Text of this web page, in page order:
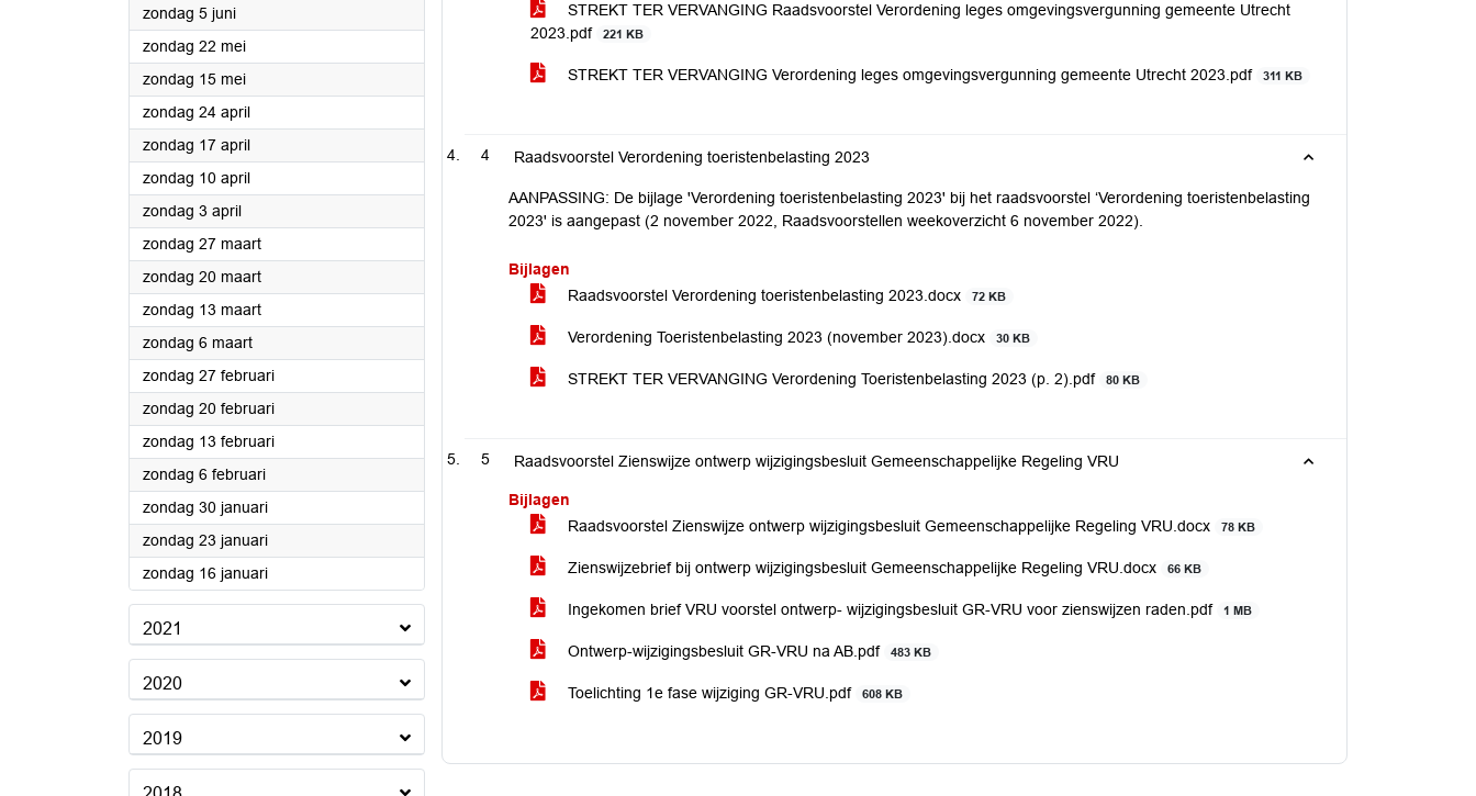
zondag 5 juni2022
zondag 22 mei2022
zondag 15 mei2022
zondag 24 april2022
zondag 17 april2022
zondag 10 april2022
zondag 3 april2022
zondag 27 maart2022
zondag 20 maart2022
zondag 13 maart2022
zondag 6 maart2022
zondag 27 februari2022
zondag 20 februari2022
zondag 13 februari2022
zondag 6 februari2022
zondag 30 januari2022
zondag 23 januari2022
zondag 16 januari2022
2021
2020
2019
STREKT TER VERVANGING Raadsvoorstel Verordening leges omgevingsvergunning gemeente Utrecht
2023.pdf
221 KB
STREKT TER VERVANGING Verordening leges omgevingsvergunning gemeente Utrecht 2023.pdf 311 KB
4 Raadsvoorstel Verordening toeristenbelasting 2023
AANPASSING: De bijlage 'Verordening toeristenbelasting 2023' bij het raadsvoorstel ‘Verordening toeristenbelasting
2023' is aangepast (2 november 2022, Raadsvoorstellen weekoverzicht 6 november 2022).
Bijlagen
Raadsvoorstel Verordening toeristenbelasting 2023.docx
72 KB
Verordening Toeristenbelasting 2023 (november 2023).docx 30 KB
STREKT TER VERVANGING Verordening Toeristenbelasting 2023 (p. 2).pdf 80 KB
5 Raadsvoorstel Zienswijze ontwerp wijzigingsbesluit Gemeenschappelijke Regeling VRU
Bijlagen
Raadsvoorstel Zienswijze ontwerp wijzigingsbesluit Gemeenschappelijke Regeling VRU.docx
78 KB
Zienswijzebrief bij ontwerp wijzigingsbesluit Gemeenschappelijke Regeling VRU.docx 66 KB
Ingekomen brief VRU voorstel ontwerp- wijzigingsbesluit GR-VRU voor zienswijzen raden.pdf 1 MB
Ontwerp-wijzigingsbesluit GR-VRU na AB.pdf 483 KB
Toelichting 1e fase wijziging GR-VRU.pdf 608 KB